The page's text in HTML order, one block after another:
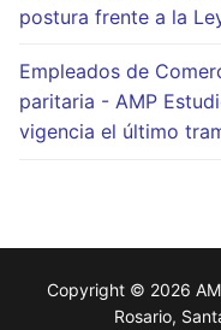
postura frente a la
Empleados de
paritaria - AMP
vigencia el último
Copyright © 2026
Rosario,